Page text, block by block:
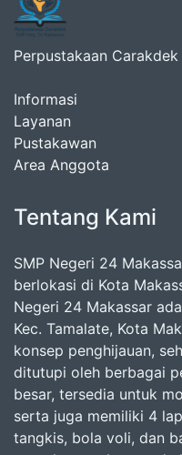
Perpustakaan Carakdek
Informasi
Layanan
Pustakawan
Area Anggota
Tentang Kami
SMP Negeri 24
berlokasi di Kota
Negeri 24 Makassar
Kec. Tamalate, Kota
konsep penghijauan,
ditutupi oleh berbagai
besar, tersedia untuk
serta juga memiliki 4
tangkis, bola voli, dan